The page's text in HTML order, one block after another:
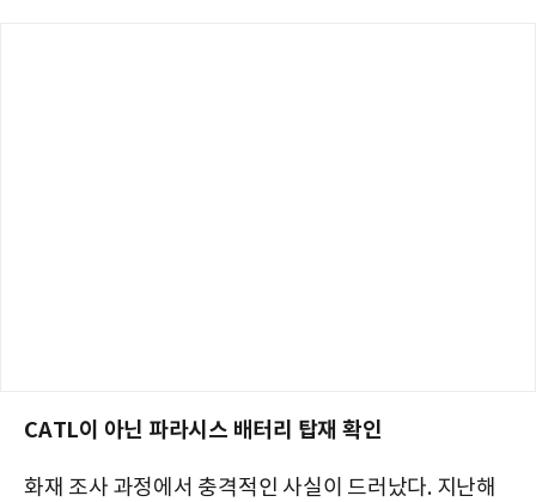
CATL이 아닌 파라시스 배터리 탑재 확인
화재 조사 과정에서 충격적인 사실이 드러났다. 지난해